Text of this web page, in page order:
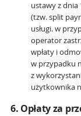
ustawy z dnia
(tzw. split
usługi. w
operator
wpłaty i
w przypadku
z
użytkownika
6. Opłaty za